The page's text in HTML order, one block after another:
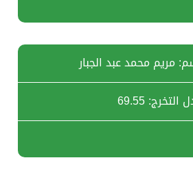
مريم محمد عبد الجبار
69.55